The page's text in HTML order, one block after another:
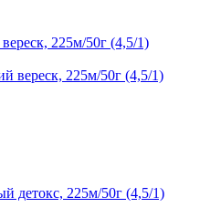
225м/50г (4,5/1)
детокс, 225м/50г (4,5/1)